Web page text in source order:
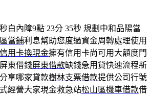
白內障9點 23分 35秒 規劃中和品陽當
當鋪利息幫助您度過資金周轉處理使用
信用卡換現金擁有信用卡尚可用大額度門
東借錢屏東借款缺錢急用貸快速流程新
享哪家貸款樹林支票借款提供公司行號
經營大家現金救急站松山區機車借款借